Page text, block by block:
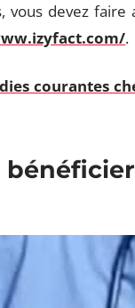
devez faire
.
courantes